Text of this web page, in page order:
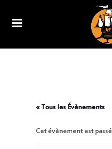
« Tous les Évènements
Cet évènement est passé